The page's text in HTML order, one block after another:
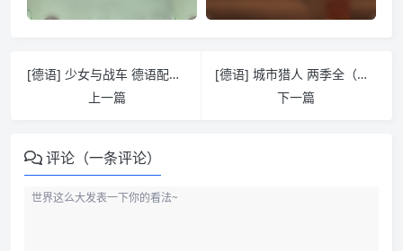
[德语] 少女与战车 德语配音 德语字幕 720P
上一篇
[德语] 城市猎人 两季全（共114集） 德语配音 无字幕 SD
下一篇
评论（一条评论）